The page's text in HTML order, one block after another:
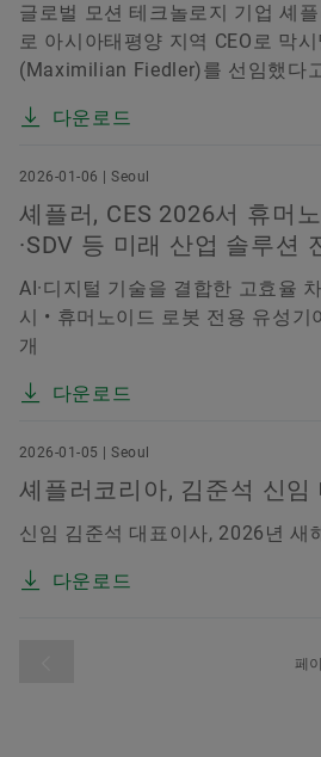
글로벌 모션 테크놀로지 기업 셰
로 아시아태평양 지역 CEO로 막
(Maximilian Fiedler)를 선임했다
다운로드
2026-01-06 | Seoul
셰플러, CES 2026서 휴머
·SDV 등 미래 산업 솔루션
AI·디지털 기술을 결합한 고효율
시 • 휴머노이드 로봇 전용 유성기
개
다운로드
2026-01-05 | Seoul
셰플러코리아, 김준석 신임
신임 김준석 대표이사, 2026년 새
다운로드
페